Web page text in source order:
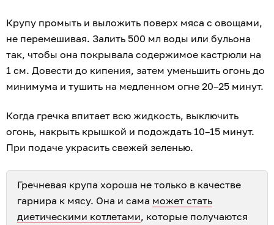
Крупу промыть и выложить поверх мяса с овощами,
не перемешивая. Залить 500 мл воды или бульона
так, чтобы она покрывала содержимое кастрюли на
1 см. Довести до кипения, затем уменьшить огонь до
минимума и тушить на медленном огне 20–25 минут.
Когда гречка впитает всю жидкость, выключить
огонь, накрыть крышкой и подождать 10–15 минут.
При подаче украсить свежей зеленью.
Гречневая крупа хороша не только в качестве
гарнира к мясу. Она и сама может стать
диетическими котлетами, которые получаются